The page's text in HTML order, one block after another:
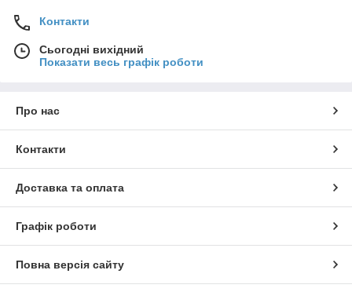
Контакти
Сьогодні вихідний
Показати весь графік роботи
Про нас
Контакти
Доставка та оплата
Графік роботи
Повна версія сайту